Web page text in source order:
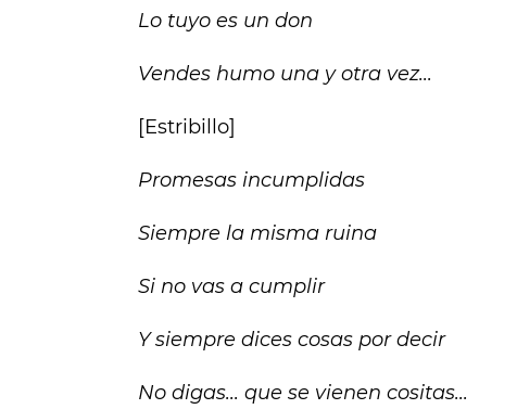
Lo tuyo es un don
Vendes humo una y otra vez...
[Estribillo]
Promesas incumplidas
Siempre la misma ruina
Si no vas a cumplir
Y siempre dices cosas por decir
No digas... que se vienen cositas...